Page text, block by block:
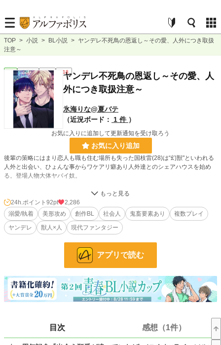
TOP > 小説 > BL小説 > ヤンデレ不死鳥の恩返し～その愛、人外につき取扱
注意～
BL 連載中 長編 R18
ヤンデレ不死鳥の恩返し～その愛、人
外につき取扱注意～
氷海りな@夏バテ
（近況ボード：
1 件 ）
お気に入りに追加して更新通知を受け取ろう
お気に入り追加
後輩の策略にはまり恋人も職も住む場所も失った国枝雷(28)は“幻獣"といわれる
人外と出会い、ひょんな事からワケアリ癖あり人外達とのシェアハウスを始め
る。登場人物大体ヤバイ奴。
#人外×人 #強気受け #ヤクザ #不死身 #荒事多め
※火、木、土日投稿予定🆕️
※巻き込まれ主人公だけど全然可憐じゃない。わりと男らしい。腕っぷしも強
※タイトルに★が付いてるとイチャイチャ注意。
※2026年、また荒れます。主人公、強く生きて…。
2025.12 20000View突破感謝✨
2026.6 30000View突破(*･ω･)*_ _)✨
2,371 位 / 31,416 件
24h.ポイント 92pt
2,286
溺愛/執着
美形攻め 創作BL 社会人 鬼畜要素あり
複数プレイ
ヤンデレ
獣人×人 現代ファンタジー
アプリで読む
目次 感想（1件）